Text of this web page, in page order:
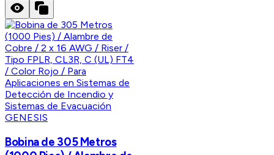
GENESIS
Bobina de 305 Metros